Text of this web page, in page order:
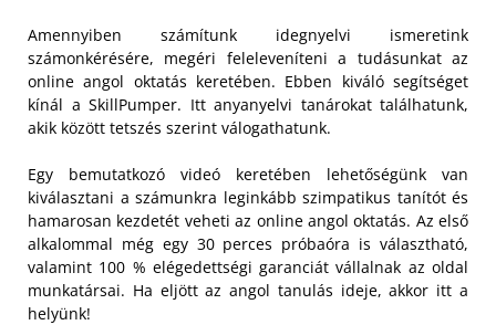
Amennyiben számítunk idegnyelvi ismeretink
számonkérésére, megéri feleleveníteni a tudásunkat az
online angol oktatás keretében. Ebben kiváló segítséget
kínál a SkillPumper. Itt anyanyelvi tanárokat találhatunk,
akik között tetszés szerint válogathatunk.
Egy bemutatkozó videó keretében lehetőségünk van
kiválasztani a számunkra leginkább szimpatikus tanítót és
hamarosan kezdetét veheti az online angol oktatás. Az első
alkalommal még egy 30 perces próbaóra is választható,
valamint 100 % elégedettségi garanciát vállalnak az oldal
munkatársai. Ha eljött az angol tanulás ideje, akkor itt a
helyünk!